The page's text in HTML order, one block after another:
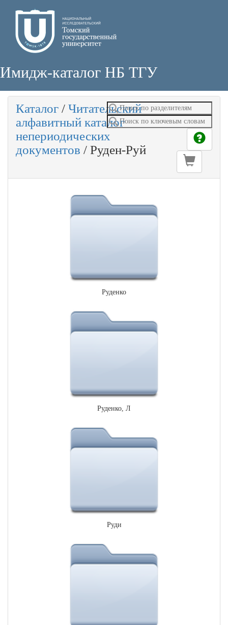
Имидж-каталог НБ ТГУ
Каталог / Читательский
алфавитный каталог
непериодических
документов / Руден-Руй
Руденко
Руденко, Л
Руди